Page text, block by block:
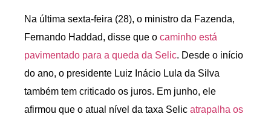
Na última sexta-feira (28), o ministro da Fazenda,
Fernando Haddad, disse que o caminho está
pavimentado para a queda da Selic. Desde o início
do ano, o presidente Luiz Inácio Lula da Silva
também tem criticado os juros. Em junho, ele
afirmou que o atual nível da taxa Selic atrapalha os